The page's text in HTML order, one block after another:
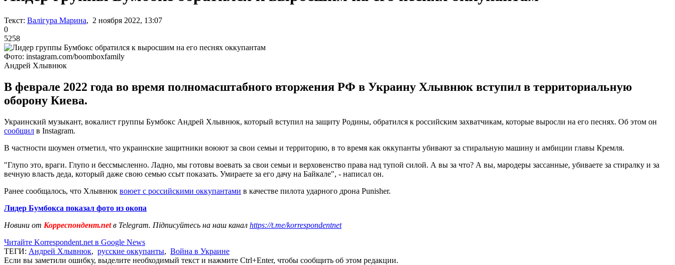
Текст: Валігура Марина, 2 ноября 2022, 13:07
0
5258
Фото: instagram.com/boomboxfamily
Андрей Хлывнюк
В феврале 2022 года во время полномасштабного вторжения РФ в Украину Хлывнюк вступил в территориальную
оборону Киева.
Украинский музыкант, вокалист группы Бумбокс Андрей Хлывнюк, который вступил на защиту Родины, обратился к российским захватчикам, которые выросли на его песнях. Об этом он
сообщил в Instagram.
В частности шоумен отметил, что украинские защитники воюют за свои семьи и территорию, в то время как оккупанты убивают за стиральную машину и амбиции главы Кремля.
"Глупо это, враги. Глупо и бессмысленно. Ладно, мы готовы воевать за свои семьи и верховенство права над тупой силой. А вы за что? А вы, мародеры зассанные, убиваете за стиралку и за
вечную власть деда, который даже свою семью ссыт показать. Умираете за его дачу на Байкале", - написал он.
Ранее сообщалось, что Хлывнюк воюет с российскими оккупантами в качестве пилота ударного дрона Punisher.
Лидер Бумбокса показал фото из окопа
Новини от Корреспондент.netв Telegram. Підписуйтесь на наш канал https://t.me/korrespondentnet
Читайте Korrespondent.net в Google News
ТЕГИ: Андрей Хлывнюк, русские оккупанты, Война в Украине
Если вы заметили ошибку, выделите необходимый текст и нажмите Ctrl+Enter, чтобы сообщить об этом редакции.